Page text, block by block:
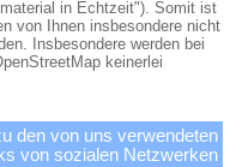
in Echtzeit"). Somit ist
von Ihnen insbesondere nicht
Insbesondere werden bei
keinerlei
den von uns verwendeten
von sozialen Netzwerken